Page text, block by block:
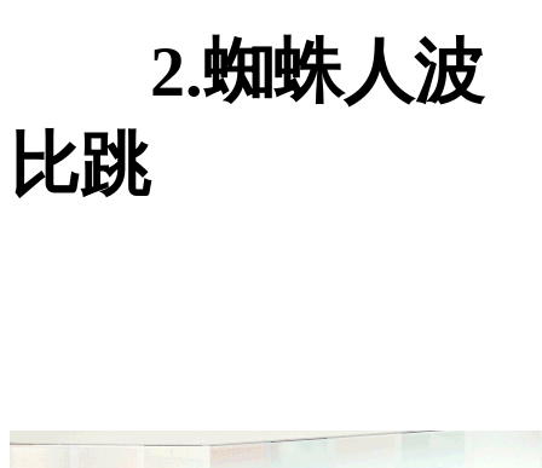
2.蜘蛛人波
比跳